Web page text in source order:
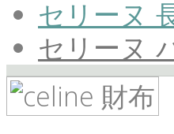
セリーヌ
セリーヌ